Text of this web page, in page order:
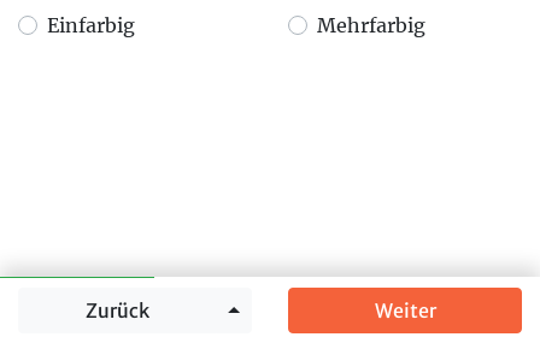
Zurück Springe zu Weiter
Einfarbig
Mehrfarbig